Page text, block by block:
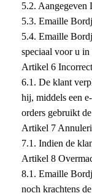
5.2. Aangegeven
5.3. Emaille
5.4. Emaille
speciaal voor u
Artikel 6
6.1. De klant
hij, middels een
orders gebruikt
Artikel 7
7.1. Indien de
Artikel 8
8.1. Emaille
noch krachtens